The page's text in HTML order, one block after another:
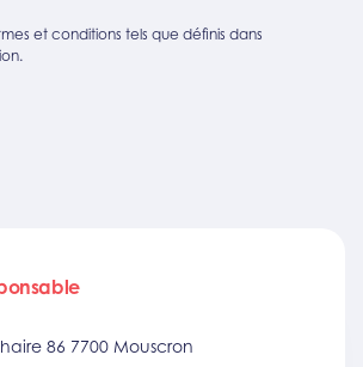
et conditions tels que définis dans
86 7700 Mouscron